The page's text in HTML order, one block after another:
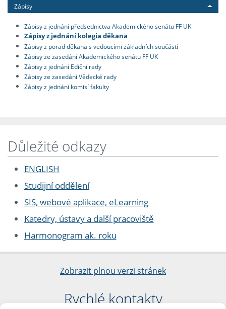
Zápisy
Zápisy z jednání předsednictva Akademického senátu FF UK
Zápisy z jednání kolegia děkana
Zápisy z porad děkana s vedoucími základních součástí
Zápisy ze zasedání Akademického senátu FF UK
Zápisy z jednání Ediční rady
Zápisy ze zasedání Vědecké rady
Zápisy z jednání komisí fakulty
Důležité odkazy
ENGLISH
Studijní oddělení
SIS, webové aplikace, eLearning
Katedry, ústavy a další pracoviště
Harmonogram ak. roku
Zobrazit plnou verzi stránek
Rychlé kontakty